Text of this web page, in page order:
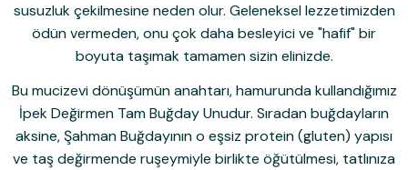
susuzluk çekilmesine neden olur. Geleneksel lezzetimizden
ödün vermeden, onu çok daha besleyici ve "hafif" bir
boyuta taşımak tamamen sizin elinizde.
Bu mucizevi dönüşümün anahtarı, hamurunda kullandığımız
İpek Değirmen Tam Buğday Unudur. Sıradan buğdayların
aksine,Şahman Buğdayının o eşsiz protein (gluten) yapısı
ve taş değirmende ruşeymiyle birlikte öğütülmesi, tatlınıza